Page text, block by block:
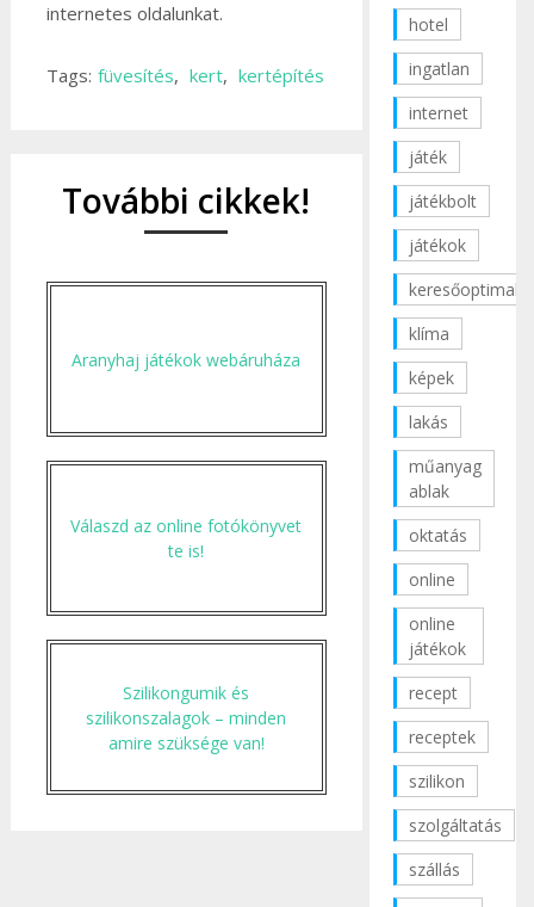
internetes oldalunkat.
Tags: füvesítés, kert, kertépítés
További cikkek!
Aranyhaj játékok webáruháza
Válaszd az online fotókönyvet
te is!
Szilikongumik és
szilikonszalagok – minden
amire szüksége van!
hotel
ingatlan
internet
játék
játékbolt
játékok
klíma
képek
lakás
műanyag
ablak
oktatás
online
online
játékok
recept
receptek
szilikon
szolgáltatás
szállás